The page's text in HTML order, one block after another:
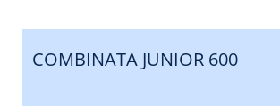
COMBINATA JUNIOR 600